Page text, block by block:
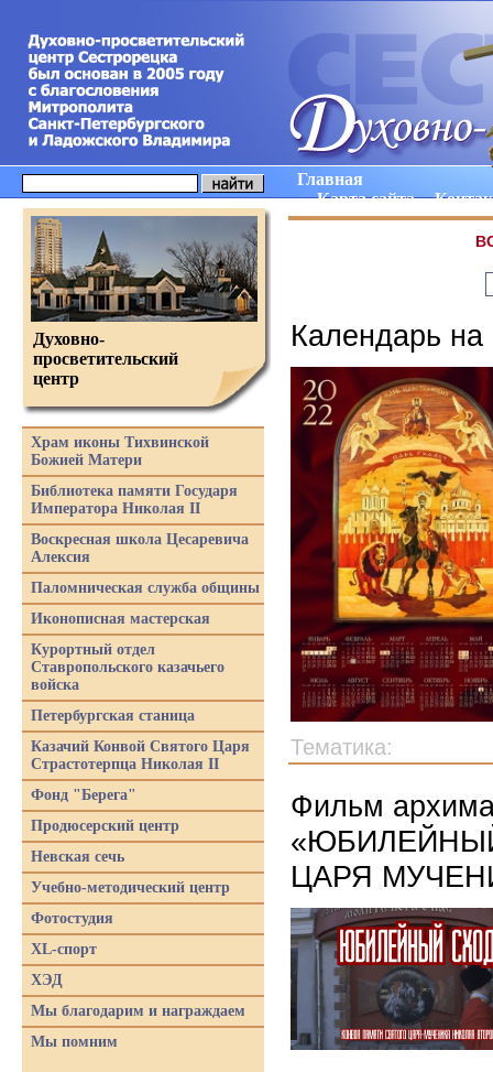
Главная
Карта сайта
Календарь на
Тематика:
Фильм
ЦАРЯ
Духовно-
просветительский
центр
Храм иконы Тихвинской
Божией Матери
Библиотека памяти Государя
Императора Николая II
Воскресная школа Цесаревича
Алексия
Паломническая служба общины
Иконописная мастерская
Курортный отдел
Ставропольского казачьего
войска
Петербургская станица
Казачий Конвой Святого Царя
Страстотерпца Николая II
Фонд "Берега"
Продюсерский центр
Невская сечь
Учебно-методический центр
Фотостудия
XL-спорт
ХЭД
Мы благодарим и награждаем
Мы помним